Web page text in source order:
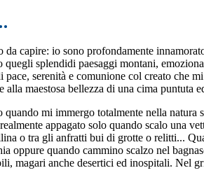
capire: io sono profondamente
splendidi paesaggi montani,
serenità e comunione col creato che
maestosa bellezza di una cima puntuta
mi immergo totalmente nella
appagato solo quando scalo una
o tra gli anfratti bui di grotte o relitti...
quando cammino scalzo nel
magari anche desertici ed inospitali. Nel